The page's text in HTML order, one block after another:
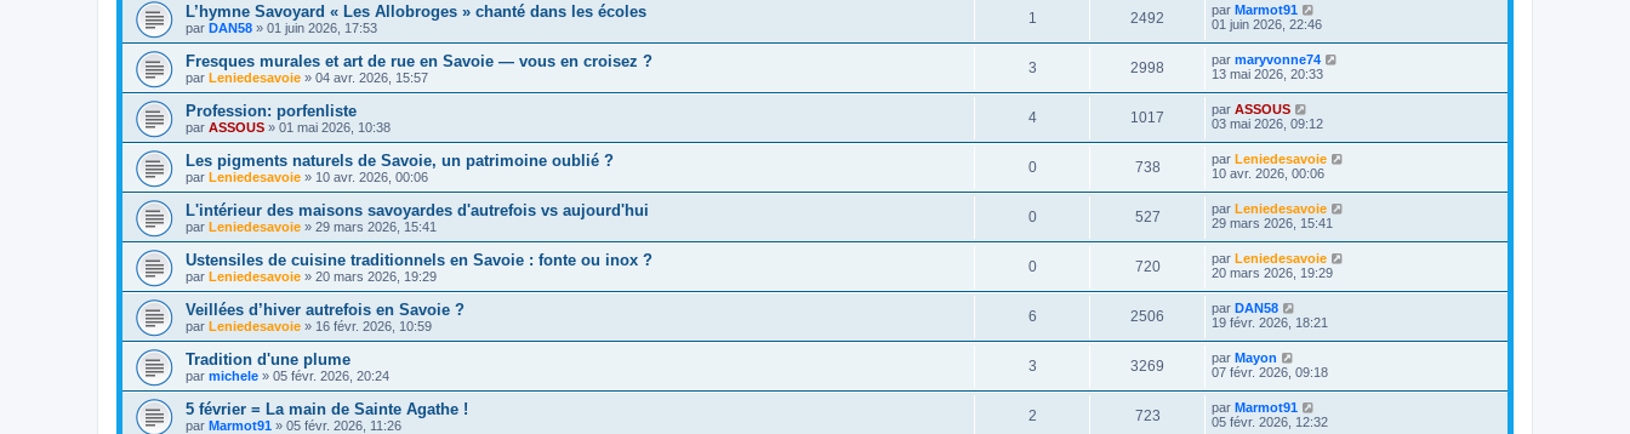
L’hymne Savoyard « Les Allobroges » chanté dans les écoles
par DAN58 » 01 juin 2026, 17:53
1 2492 par Marmot91
01 juin 2026, 22:46
Fresques murales et art de rue en Savoie — vous en croisez ?
par Leniedesavoie » 04 avr. 2026, 15:57
3 2998 par maryvonne74
13 mai 2026, 20:33
Profession: porfenliste
par ASSOUS » 01 mai 2026, 10:38
4 1017 par ASSOUS
03 mai 2026, 09:12
Les pigments naturels de Savoie, un patrimoine oublié ?
par Leniedesavoie » 10 avr. 2026, 00:06
0 738 par Leniedesavoie
10 avr. 2026, 00:06
L'intérieur des maisons savoyardes d'autrefois vs aujourd'hui
par Leniedesavoie » 29 mars 2026, 15:41
0 527 par Leniedesavoie
29 mars 2026, 15:41
Ustensiles de cuisine traditionnels en Savoie : fonte ou inox ?
par Leniedesavoie » 20 mars 2026, 19:29
0 720 par Leniedesavoie
20 mars 2026, 19:29
Veillées d’hiver autrefois en Savoie ?
par Leniedesavoie » 16 févr. 2026, 10:59
6 2506 par DAN58
19 févr. 2026, 18:21
Tradition d'une plume
par michele » 05 févr. 2026, 20:24
3 3269 par Mayon
07 févr. 2026, 09:18
5 février = La main de Sainte Agathe !
par Marmot91 » 05 févr. 2026, 11:26
2 723 par Marmot91
05 févr. 2026, 12:32